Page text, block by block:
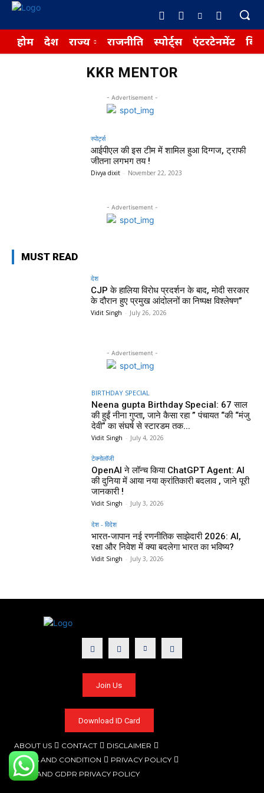
होम देश राज्य राजनीति स्पोर्ट्स एंटरटेनमेंट
KKR MENTOR
- Advertisement -
स्पोर्ट्स
आईपीएल की इस टीम में शामिल हुआ दिग्गज, ट्राफी
जीतना लगभग तय !
Divya dixit - November 22, 2023
- Advertisement -
MUST READ
देश
CJP के हालिया विरोध प्रदर्शन के बाद, मोदी सरकार
के दौरान हुए प्रमुख आंदोलनों का निष्पक्ष विश्लेषण”
Vidit Singh - July 26, 2026
- Advertisement -
BIRTHDAY SPECIAL
Neena gupta Birthday Special: 67 साल
की हुईं नीना गुप्ता, जाने कैसा रहा ” पंचायत “की “मंजु
देवी” का संघर्ष से स्टारडम तक...
Vidit Singh - July 4, 2026
टेक्नोलॉजी
OpenAI ने लॉन्च किया ChatGPT Agent: AI
की दुनिया में आया नया क्रांतिकारी बदलाव , जाने पूरी
जानकारी !
Vidit Singh - July 3, 2026
देश - विदेश
भारत-जापान नई रणनीतिक साझेदारी 2026: AI,
रक्षा और निवेश में क्या बदलेगा भारत का भविष्य?
Vidit Singh - July 3, 2026
Join Us
Download ID Card
ABOUT US CONTACT
DISCLAIMER
TERMS AND CONDITION
PRIVACY POLICY
CCPA AND GDPR PRIVACY POLICY